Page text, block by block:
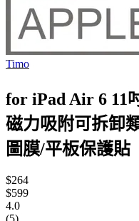
Timo
for iPad Air 6 11
磁力吸附可拆卸
圖膜/平板保護貼
$264
$599
4.0
(5)